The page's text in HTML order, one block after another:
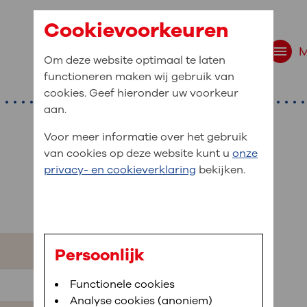
website navigatie
bent u naar op
Bloedafname,MijnOLVG,Digitalisering
In MijnOLVG kunt u uw medische
het u uitkomt. OLVG breidt MijnOLVG
Cookievoorkeuren
Om deze website optimaal te laten
functioneren maken wij gebruik van
cookies. Geef hieronder uw voorkeur
aan.
Voor meer informatie over het gebruik
van cookies op deze website kunt u onze
privacy- en cookieverklaring bekijken.
Persoonlijk
Functionele cookies
Analyse cookies (anoniem)